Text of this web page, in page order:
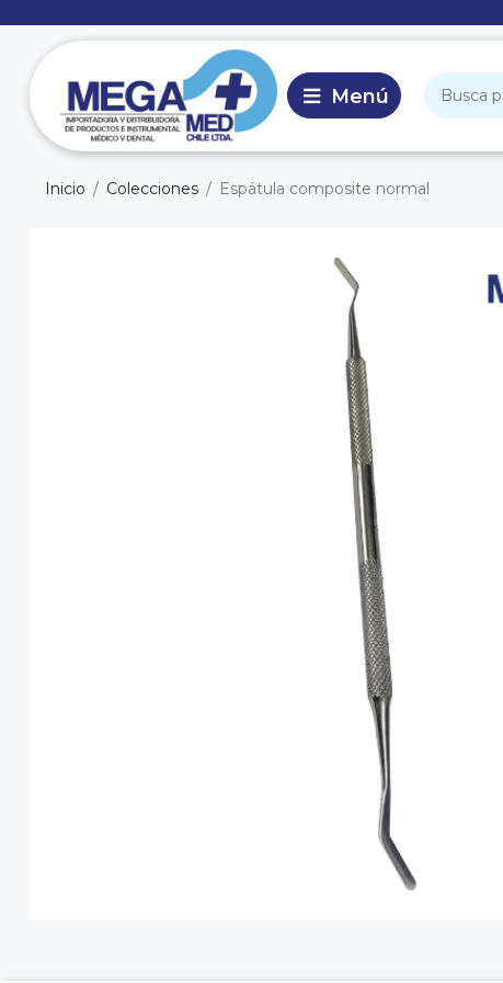
Inicio Colecciones Espátula composite normal